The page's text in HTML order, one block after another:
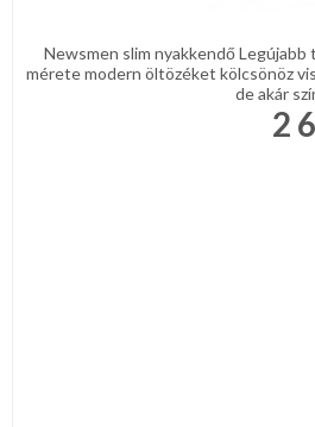
Newsmen slim nyakkendő
mérete modern öltözéket kölcsönöz
de akár
2